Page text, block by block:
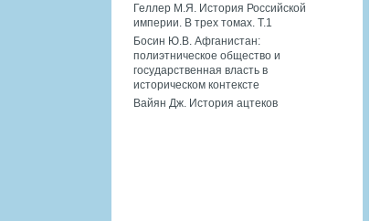
Геллер М.Я. История Российской
империи. В трех томах. Т.1
Босин Ю.В. Афганистан:
полиэтническое общество и
государственная власть в
историческом контексте
Вайян Дж. История ацтеков